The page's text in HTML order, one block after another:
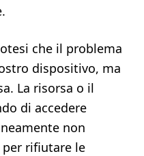
che il problema
dispositivo, ma
La risorsa o il
di accedere
non
rifiutare le